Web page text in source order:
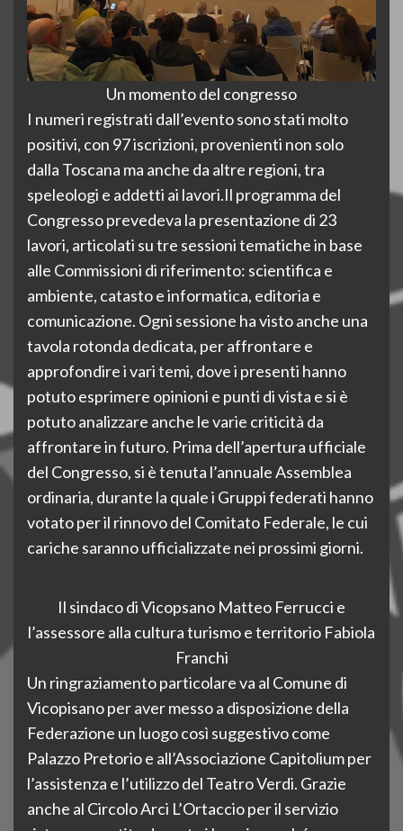
Un momento del congresso
I numeri registrati dall’evento sono stati molto
positivi, con 97 iscrizioni, provenienti non solo
dalla Toscana ma anche da altre regioni, tra
speleologi e addetti ai lavori.Il programma del
Congresso prevedeva la presentazione di 23
lavori, articolati su tre sessioni tematiche in base
alle Commissioni di riferimento: scientifica e
ambiente, catasto e informatica, editoria e
comunicazione. Ogni sessione ha visto anche una
tavola rotonda dedicata, per affrontare e
approfondire i vari temi, dove i presenti hanno
potuto esprimere opinioni e punti di vista e si è
potuto analizzare anche le varie criticità da
affrontare in futuro. Prima dell’apertura ufficiale
del Congresso, si è tenuta l’annuale Assemblea
ordinaria, durante la quale i Gruppi federati hanno
votato per il rinnovo del Comitato Federale, le cui
cariche saranno ufficializzate nei prossimi giorni.
Il sindaco di Vicopsano Matteo Ferrucci e
l’assessore alla cultura turismo e territorio Fabiola
Franchi
Un ringraziamento particolare va al Comune di
Vicopisano per aver messo a disposizione della
Federazione un luogo così suggestivo come
Palazzo Pretorio e all’Associazione Capitolium per
l’assistenza e l’utilizzo del Teatro Verdi. Grazie
anche al Circolo Arci L’Ortaccio per il servizio